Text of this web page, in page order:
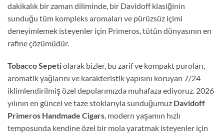
dakikalık bir zaman diliminde, bir Davidoff klasiğinin
sunduğu tüm kompleks aromaları ve pürüzsüz içimi
deneyimlemek isteyenler için Primeros, tütün dünyasının en
rafine çözümüdür.
Tobacco Sepetiolarak bizler, bu zarif ve kompakt puroları,
aromatik yağlarını ve karakteristik yapısını koruyan 7/24
iklimlendirilmiş özel depolarımızda muhafaza ediyoruz. 2026
yılının en güncel ve taze stoklarıyla sunduğumuz Davidoff
Primeros Handmade Cigars, modern yaşamın hızlı
temposunda kendine özel bir mola yaratmak isteyenler için